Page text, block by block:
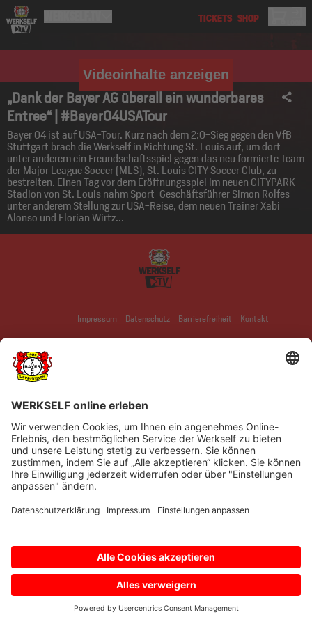
Videoinhalte anzeigen
„Dank der Bayer AG überall ein wunderbares
Entree“ | #Bayer04USATour
Bayer 04 ist auf USA-Tour. Kurz nach dem 2:0-Sieg gegen den VfB
Stuttgart brach die Werkself in Richtung St. Louis auf, um dort
unter anderem ein Freundschaftsspiel gegen das neu formierte Team
der Major League Soccer (MLS), St. Louis CITY Soccer Club, zu
bestreiten. Einen Tag vor dem Eröffnungsspiel im neuen CITYPARK
Stadion von St. Louis nahm Sport-Geschäftsführer Simon Rolfes
unter anderem Stellung zur USA-Reise, dem neuen Trainer Xabi
Alonso und Florian Wirtz...
Impressum Datenschutz Barrierefreiheit Kontakt